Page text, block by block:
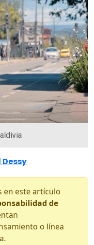
en este artículo
de
o línea